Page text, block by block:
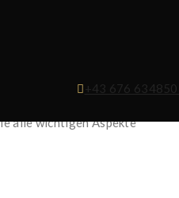
+43 676
alle wichtigen Aspekte